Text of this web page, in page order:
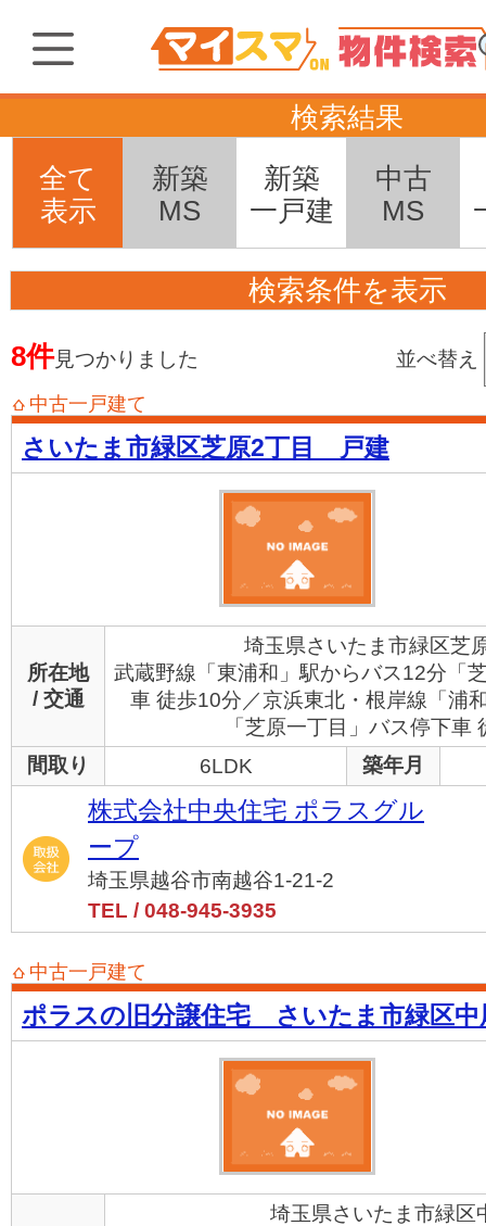
検索結果
全て
表示
新築
MS
新築
一戸建
中古
MS
検索条件を表示
8件見つかりました 並べ替え
中古一戸建て
さいたま市緑区芝原2丁目 戸建
所在地
/ 交通
埼玉県さいたま市緑区芝
武蔵野線「東浦和」駅からバス12分「
車 徒歩10分／京浜東北・根岸線「浦
「芝原一丁目」バス停下車
間取り
6LDK 築年月
株式会社中央住宅 ポラスグル
ープ
埼玉県越谷市南越谷1-21-2
TEL / 048-945-3935
中古一戸建て
ポラスの旧分譲住宅 さいたま市緑区中
埼玉県さいたま市緑区